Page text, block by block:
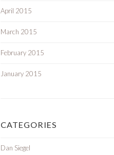
April 2015
March 2015
February 2015
January 2015
CATEGORIES
Dan Siegel